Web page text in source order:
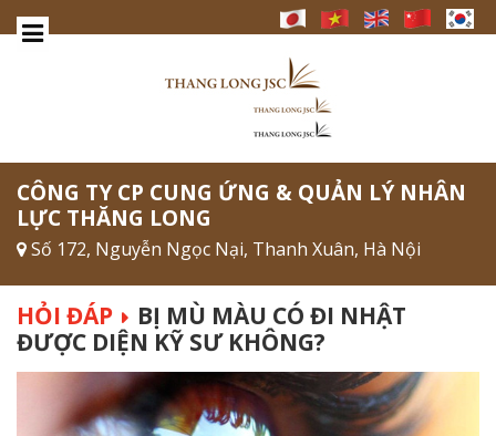
CÔNG TY CP CUNG ỨNG & QUẢN LÝ NHÂN
LỰC THĂNG LONG
Số 172, Nguyễn Ngọc Nại, Thanh Xuân, Hà Nội
HỎI ĐÁP
BỊ MÙ MÀU CÓ ĐI NHẬT
ĐƯỢC DIỆN KỸ SƯ KHÔNG?